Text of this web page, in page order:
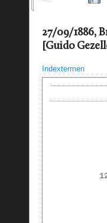
27/09/1886,
[Guido
Indextermen